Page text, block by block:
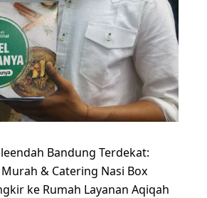
Bandung Terdekat:
& Catering Nasi Box
ke Rumah Layanan Aqiqah